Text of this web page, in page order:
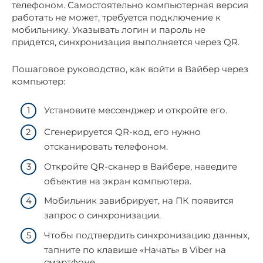
телефоном. Самостоятельно компьютерная версия
работать не может, требуется подключение к
мобильнику. Указывать логин и пароль не
придется, синхронизация выполняется через QR.
Пошаговое руководство, как войти в Вайбер через
компьютер:
Установите мессенджер и откройте его.
Сгенерируется QR-код, его нужно
отсканировать телефоном.
Откройте QR-сканер в Вайбере, наведите
объектив на экран компьютера.
Мобильник завибрирует, на ПК появится
запрос о синхронизации.
Чтобы подтвердить синхронизацию данных,
тапните по клавише «Начать» в Viber на